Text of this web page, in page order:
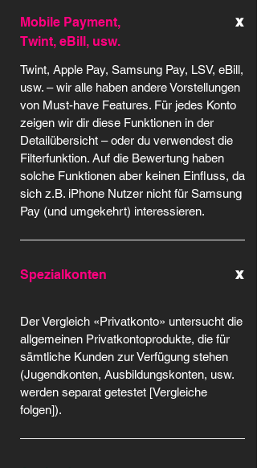
Mobile Payment,
Twint, eBill, usw.
x
Twint, Apple Pay, Samsung Pay, LSV, eBill,
usw. – wir alle haben andere Vorstellungen
von Must-have Features. Für jedes Konto
zeigen wir dir diese Funktionen in der
Detailübersicht – oder du verwendest die
Filterfunktion. Auf die Bewertung haben
solche Funktionen aber keinen Einfluss, da
sich z.B. iPhone Nutzer nicht für Samsung
Pay (und umgekehrt) interessieren.
Spezialkonten x
Der Vergleich «Privatkonto» untersucht die
allgemeinen Privatkontoprodukte, die für
sämtliche Kunden zur Verfügung stehen
(Jugendkonten, Ausbildungskonten, usw.
werden separat getestet [Vergleiche
folgen]).